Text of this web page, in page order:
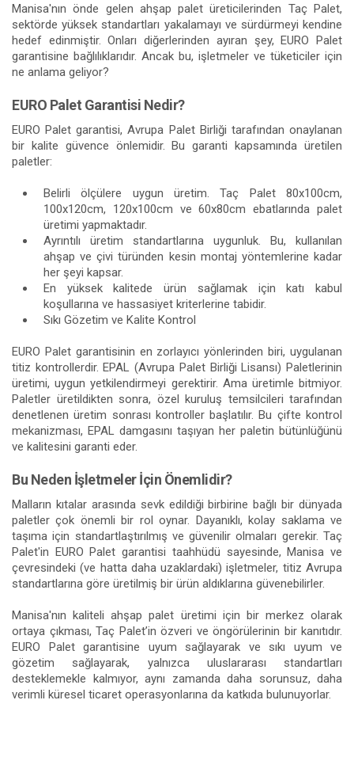
Manisa'nın önde gelen ahşap palet üreticilerinden Taç Palet,
sektörde yüksek standartları yakalamayı ve sürdürmeyi kendine
hedef edinmiştir. Onları diğerlerinden ayıran şey, EURO Palet
garantisine bağlılıklarıdır. Ancak bu, işletmeler ve tüketiciler için
ne anlama geliyor?
EURO Palet Garantisi Nedir?
EURO Palet garantisi, Avrupa Palet Birliği tarafından onaylanan
bir kalite güvence önlemidir. Bu garanti kapsamında üretilen
paletler:
Belirli ölçülere uygun üretim. Taç Palet 80x100cm,
100x120cm, 120x100cm ve 60x80cm ebatlarında palet
üretimi yapmaktadır.
Ayrıntılı üretim standartlarına uygunluk. Bu, kullanılan
ahşap ve çivi türünden kesin montaj yöntemlerine kadar
her şeyi kapsar.
En yüksek kalitede ürün sağlamak için katı kabul
koşullarına ve hassasiyet kriterlerine tabidir.
Sıkı Gözetim ve Kalite Kontrol
EURO Palet garantisinin en zorlayıcı yönlerinden biri, uygulanan
titiz kontrollerdir. EPAL (Avrupa Palet Birliği Lisansı) Paletlerinin
üretimi, uygun yetkilendirmeyi gerektirir. Ama üretimle bitmiyor.
Paletler üretildikten sonra, özel kuruluş temsilcileri tarafından
denetlenen üretim sonrası kontroller başlatılır. Bu çifte kontrol
mekanizması, EPAL damgasını taşıyan her paletin bütünlüğünü
ve kalitesini garanti eder.
Bu Neden İşletmeler İçin Önemlidir?
Malların kıtalar arasında sevk edildiği birbirine bağlı bir dünyada
paletler çok önemli bir rol oynar. Dayanıklı, kolay saklama ve
taşıma için standartlaştırılmış ve güvenilir olmaları gerekir. Taç
Palet'in EURO Palet garantisi taahhüdü sayesinde, Manisa ve
çevresindeki (ve hatta daha uzaklardaki) işletmeler, titiz Avrupa
standartlarına göre üretilmiş bir ürün aldıklarına güvenebilirler.
Manisa'nın kaliteli ahşap palet üretimi için bir merkez olarak
ortaya çıkması, Taç Palet’in özveri ve öngörülerinin bir kanıtıdır.
EURO Palet garantisine uyum sağlayarak ve sıkı uyum ve
gözetim sağlayarak, yalnızca uluslararası standartları
desteklemekle kalmıyor, aynı zamanda daha sorunsuz, daha
verimli küresel ticaret operasyonlarına da katkıda bulunuyorlar.